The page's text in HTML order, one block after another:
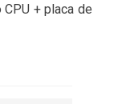
+ placa de